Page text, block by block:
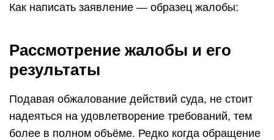
Как написать заявление — образец жалобы:
Рассмотрение жалобы и его
результаты
Подавая обжалование действий суда, не стоит
надеяться на удовлетворение требований, тем
более в полном объёме. Редко когда обращение